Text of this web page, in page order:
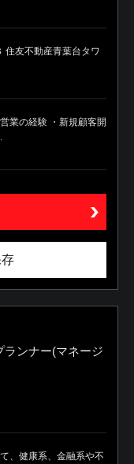
住友不動産青葉台タワ
業の経験 ・新規顧客開
ランナー(マネージ
、健康系、金融系や不